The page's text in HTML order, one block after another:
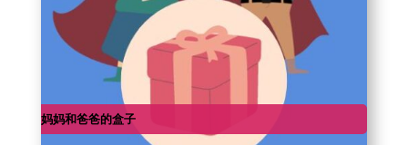
妈妈和爸爸的盒子